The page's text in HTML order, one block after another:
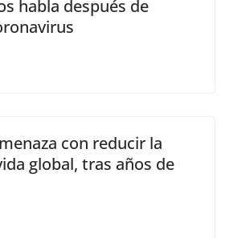
habla después de
con reducir la
global, tras años de